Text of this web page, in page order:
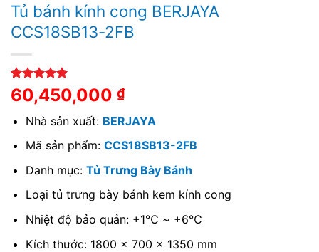
Tủ bánh kính cong BERJAYA
CCS18SB13-2FB
5.00trên 5
dựa trên
1
60,450,000 ₫
Nhà sản xuất: BERJAYA
Mã sản phẩm: CCS18SB13-2FB
Danh mục: Tủ Trưng Bày Bánh
Loại tủ trưng bày bánh kem kính cong
Nhiệt độ bảo quản: +1℃ ~ +6℃
Kích thước: 1800 x 700 x 1350 mm